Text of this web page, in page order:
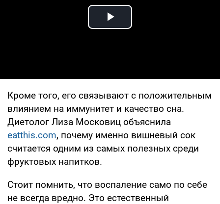
Play Video
Кроме того, его связывают с положительным
влиянием на иммунитет и качество сна.
Диетолог Лиза Московиц объяснила
eatthis.com, почему именно вишневый сок
считается одним из самых полезных среди
фруктовых напитков.
Стоит помнить, что воспаление само по себе
не всегда вредно. Это естественный